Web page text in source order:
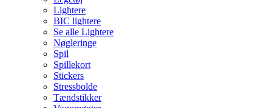
Lightere
BIC lightere
Se alle Lightere
Nøgleringe
Spil
Spillekort
Stickers
Stressbolde
Tændstikker